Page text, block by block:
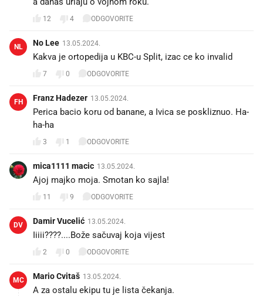
12 4 ODGOVORITE
NL No Lee 13.05.2024.
Kakva je ortopedija u KBC-u Split, izac ce ko invalid
7 0 ODGOVORITE
FH Franz Hadezer 13.05.2024.
Perica bacio koru od banane, a Ivica se poskliznuo. Ha-
ha-ha
3 1 ODGOVORITE
mica1111 macic 13.05.2024.
Ajoj majko moja. Smotan ko sajla!
11 9 ODGOVORITE
DV Damir Vucelić 13.05.2024.
Iiiii????....Bože sačuvaj koja vijest
2 0 ODGOVORITE
MC Mario Cvitaš 13.05.2024.
A za ostalu ekipu tu je lista čekanja.